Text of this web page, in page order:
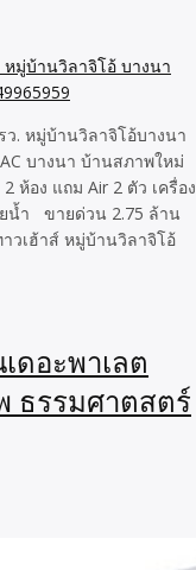
. หมู่บ้านวิลาจิโอ้บางนา
บางนา บ้านสภาพใหม่
ห้อง แถม Air 2 ตัว เครื่อง
น้ำ ขายด่วน 2.75 ล้าน
วเฮ้าส์ หมู่บ้านวิลาจิโอ้
ดอะพาเลต
ธรรมศาตสตร์